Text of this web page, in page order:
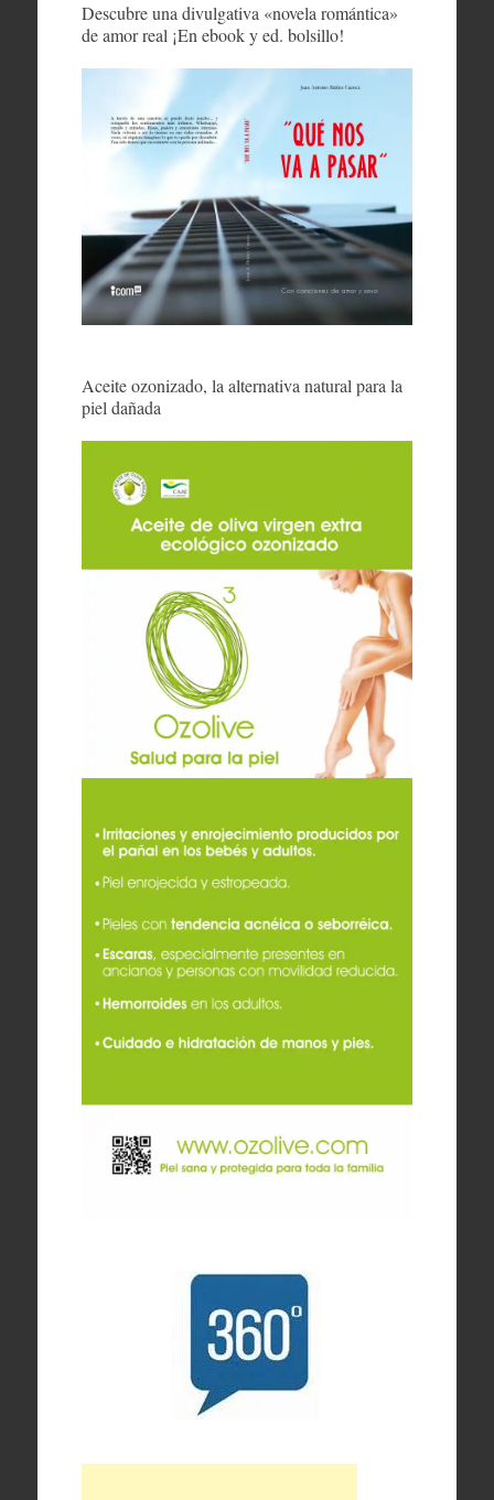
Descubre una divulgativa «novela romántica»
de amor real ¡En ebook y ed. bolsillo!
Aceite ozonizado, la alternativa natural para la
piel dañada